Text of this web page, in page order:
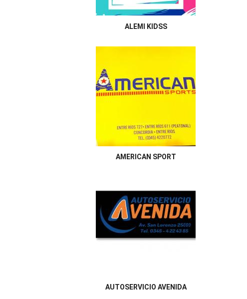
ALEMI KIDSS
AMERICAN SPORT
AUTOSERVICIO AVENIDA